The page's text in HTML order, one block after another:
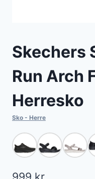
Skechers
Run Arch
Herresko
Sko - Herre